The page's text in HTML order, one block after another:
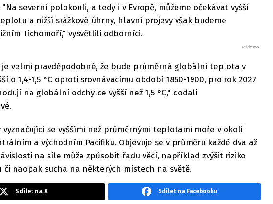
severní polokouli, a tedy i v Evropě, můžeme očekávat vyšší
a nižší srážkové úhrny, hlavní projevy však budeme
Tichomoří," vysvětlili odborníci.
je velmi pravděpodobné, že bude průměrná globální teplota v
o 1,4-1,5 °C oproti srovnávacímu období 1850-1900, pro rok 2027
na globální odchylce vyšší než 1,5 °C," dodali
vyznačující se vyššími než průměrnými teplotami moře v okolí
a východním Pacifiku. Objevuje se v průměru každé dva až
na síle může způsobit řadu věcí, například zvýšit riziko
či naopak sucha na některých místech na světě.
Sdílet na X Sdílet na Facebooku